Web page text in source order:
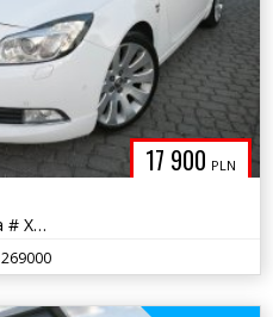
17 900 PLN
160KM # OPC Line # Full Opcja # Xenon # Navi # Piękna! # GWARANCJA !!!
269000